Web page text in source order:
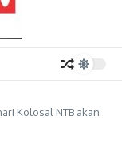
Kolosal NTB akan